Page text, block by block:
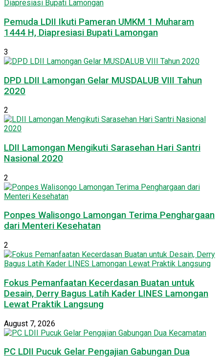
Pemuda LDII Ikuti Pameran UMKM 1 Muharam
1444 H, Diapresiasi Bupati Lamongan
3
DPD LDII Lamongan Gelar MUSDALUB VIII Tahun
2020
2
LDII Lamongan Mengikuti Sarasehan Hari Santri
Nasional 2020
2
Ponpes Walisongo Lamongan Terima Penghargaan
dari Menteri Kesehatan
2
Fokus Pemanfaatan Kecerdasan Buatan untuk
Desain, Derry Bagus Latih Kader LINES Lamongan
Lewat Praktik Langsung
August 7, 2026
PC LDII Pucuk Gelar Pengajian Gabungan Dua